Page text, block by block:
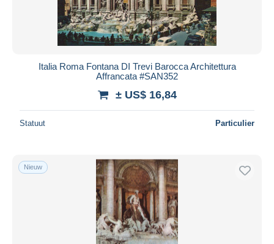
Italia Roma Fontana DI Trevi Barocca Architettura
Affrancata #SAN352
± US$ 16,84
Statuut Particulier
Nieuw